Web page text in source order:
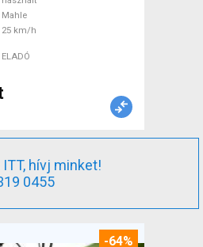
Mahle
Mahle
25 km/h
ELADÓ
hívj minket!
0455
-64%